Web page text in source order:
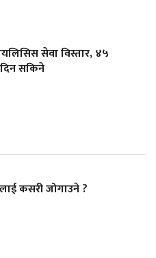
सेवा विस्तार, ४५
सकिने
कसरी जोगाउने ?